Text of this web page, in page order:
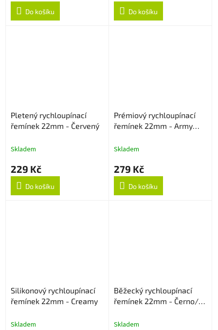
Do košíku Do košíku
Pletený rychloupínací
řemínek 22mm - Červený
Skladem
229 Kč
Do košíku
Prémiový rychloupínací
řemínek 22mm - Army
Skladem
279 Kč
Do košíku
Silikonový rychloupínací
řemínek 22mm - Creamy
Skladem
Běžecký rychloupínací
řemínek 22mm - Černo/
Skladem